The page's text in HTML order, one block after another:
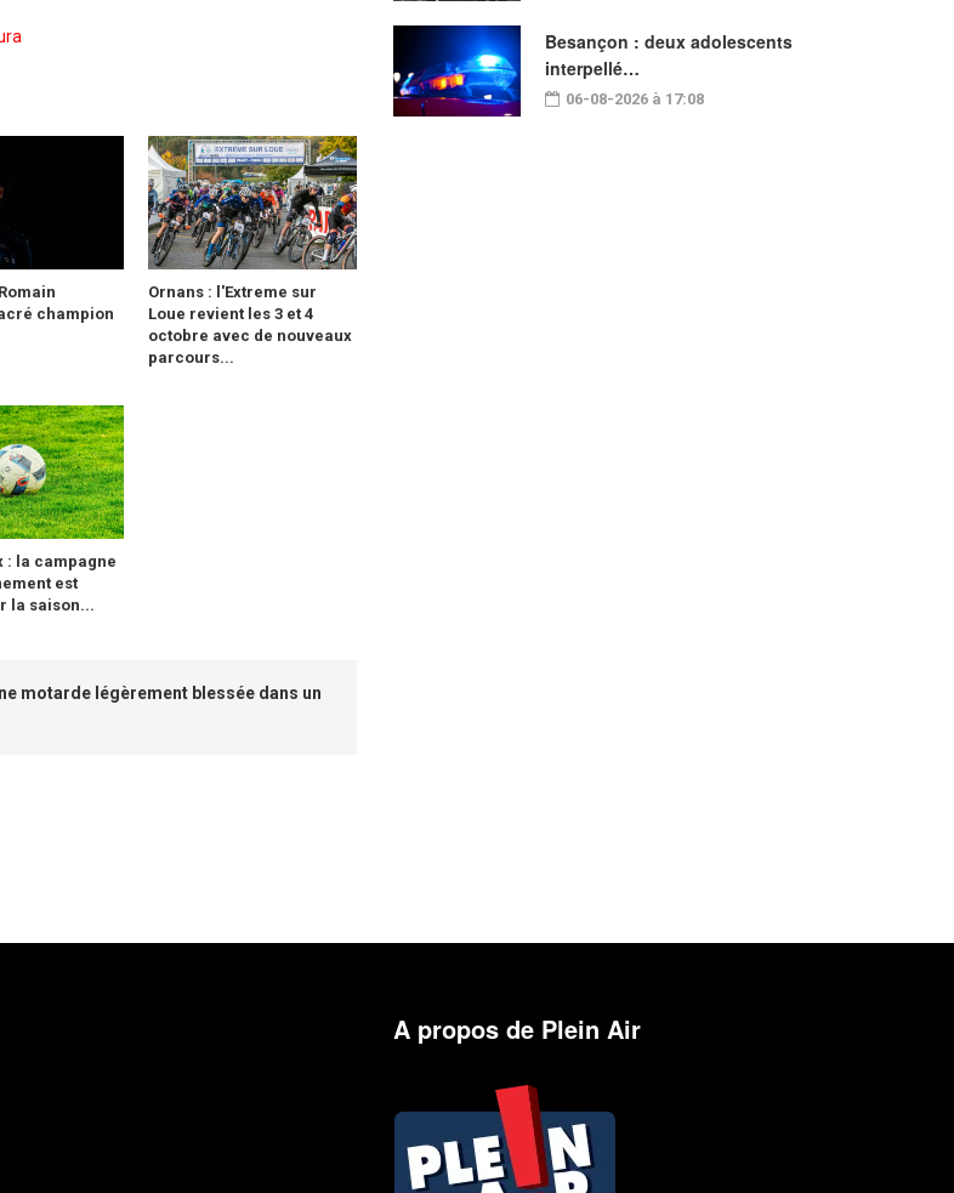
champion
Ornans : l'Extreme sur
Loue revient les 3 et 4
octobre avec de nouveaux
parcours...
: la campagne
est
la saison...
motarde légèrement blessée dans un
Besançon : deux adolescents
interpellé…
06-08-2026 à 17:08
A propos de Plein Air